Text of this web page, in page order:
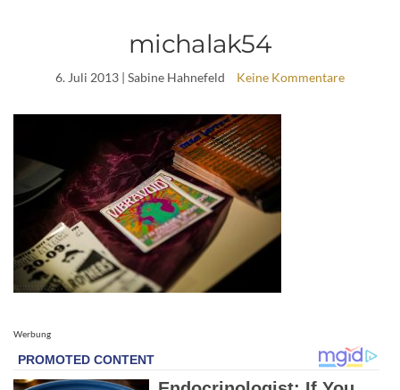
michalak54
6. Juli 2013 | Sabine Hahnefeld Keine Kommentare
Werbung